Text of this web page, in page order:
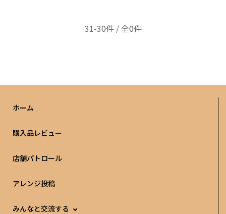
31-30件 / 全0件
ホーム
購入品レビュー
店舗パトロール
アレンジ投稿
みんなと交流する